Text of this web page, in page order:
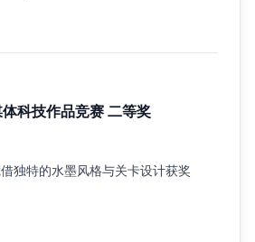
科技作品竞赛 二等奖
独特的水墨风格与关卡设计获奖